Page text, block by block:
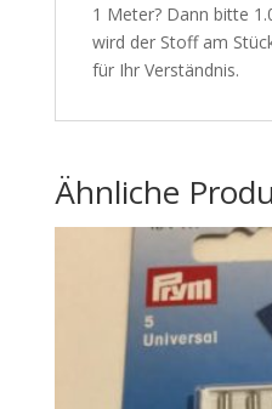
1 Meter? Dann bitte
wird der Stoff am
für Ihr Verständnis.
Ähnliche